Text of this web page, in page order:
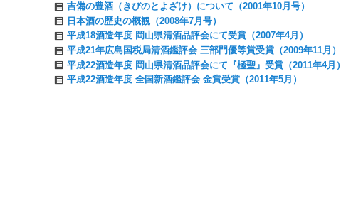
吉備の豊酒（きびのとよざけ）について（2001年10月号）
日本酒の歴史の概観（2008年7月号）
平成18酒造年度 岡山県清酒品評会にて受賞（2007年4月）
平成21年広島国税局清酒鑑評会 三部門優等賞受賞（2009年11月）
平成22酒造年度 岡山県清酒品評会にて『極聖』受賞（2011年4月）
平成22酒造年度 全国新酒鑑評会 金賞受賞（2011年5月）